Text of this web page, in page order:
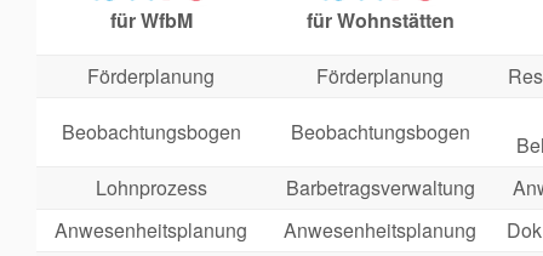
für WfbM
für Wohnstätten
Förderplanung
Förderplanung
Beobachtungsbogen
Beobachtungsbogen
Lohnprozess
Barbetragsverwaltung
Anwesenheitsplanung
Anwesenheitsplanung